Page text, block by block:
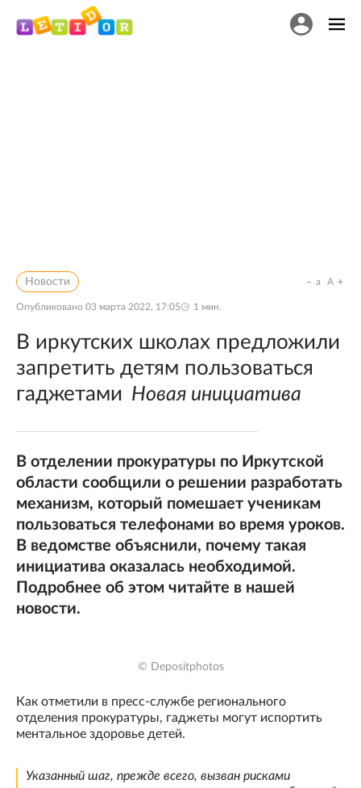
Новости
Опубликовано 03 марта 2022, 17:05 1 мин.
a A
В иркутских школах предложили
запретить детям пользоваться
гаджетами Новая инициатива
В отделении прокуратуры по Иркутской
области сообщили о решении разработать
механизм, который помешает ученикам
пользоваться телефонами во время уроков.
В ведомстве объяснили, почему такая
инициатива оказалась необходимой.
Подробнее об этом читайте в нашей
новости.
© Depositphotos
Как отметили в пресс-службе регионального
отделения прокуратуры, гаджеты могут испортить
ментальное здоровье детей.
Указанный шаг, прежде всего, вызван рисками